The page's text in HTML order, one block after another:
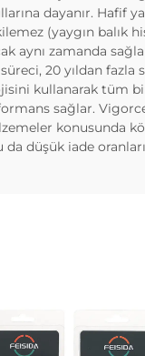
dayanır. Hafif
(yaygın balık
aynı zamanda
20 yıldan fazla
kullanarak tüm
sağlar.
konusunda
da düşük iade